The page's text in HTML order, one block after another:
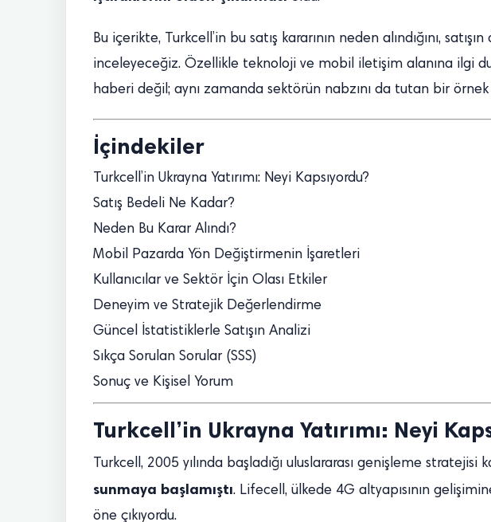
Bu içerikte, Turkcell’in bu satış kararının neden alındığını,
inceleyeceğiz. Özellikle teknoloji ve mobil iletişim alanına ilgi
haberi değil; aynı zamanda sektörün nabzını da tutan bir
İçindekiler
Turkcell’in Ukrayna Yatırımı: Neyi Kapsıyordu?
Satış Bedeli Ne Kadar?
Neden Bu Karar Alındı?
Mobil Pazarda Yön Değiştirmenin İşaretleri
Kullanıcılar ve Sektör İçin Olası Etkiler
Deneyim ve Stratejik Değerlendirme
Güncel İstatistiklerle Satışın Analizi
Sıkça Sorulan Sorular (SSS)
Sonuç ve Kişisel Yorum
Turkcell’in Ukrayna Yatırımı: Neyi
Turkcell, 2005 yılında başladığı uluslararası genişleme stratejisi
sunmaya başlamıştı. Lifecell, ülkede 4G altyapısının
öne çıkıyordu.